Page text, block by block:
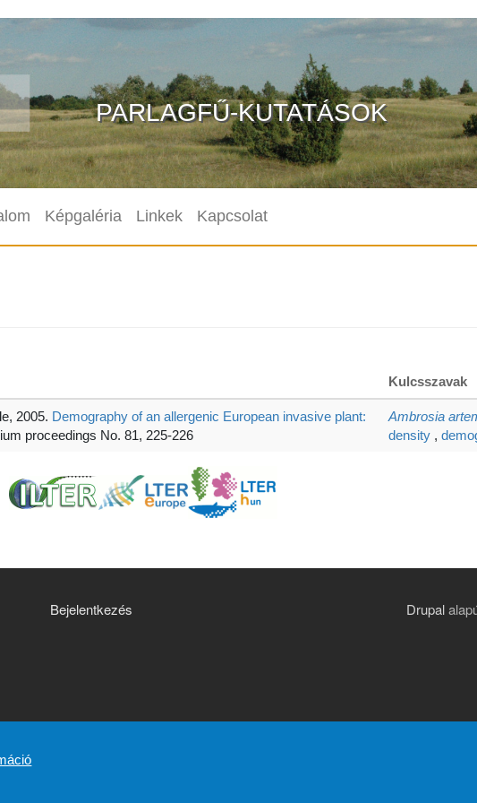
PARLAGFŰ-KUTATÁSOK
Képgaléria Linkek Kapcsolat
Kulcsszavak
2005. Demography of an allergenic European invasive plant:
proceedings No. 81, 225-226
Ambrosia
density ,
FELHASZNÁLÓI FIÓK MENÜJE
Bejelentkezés Drupal